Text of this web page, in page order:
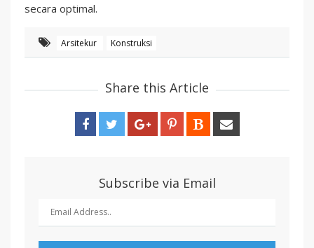
secara optimal.
Arsitekur Konstruksi
Share this Article
Subscribe via Email